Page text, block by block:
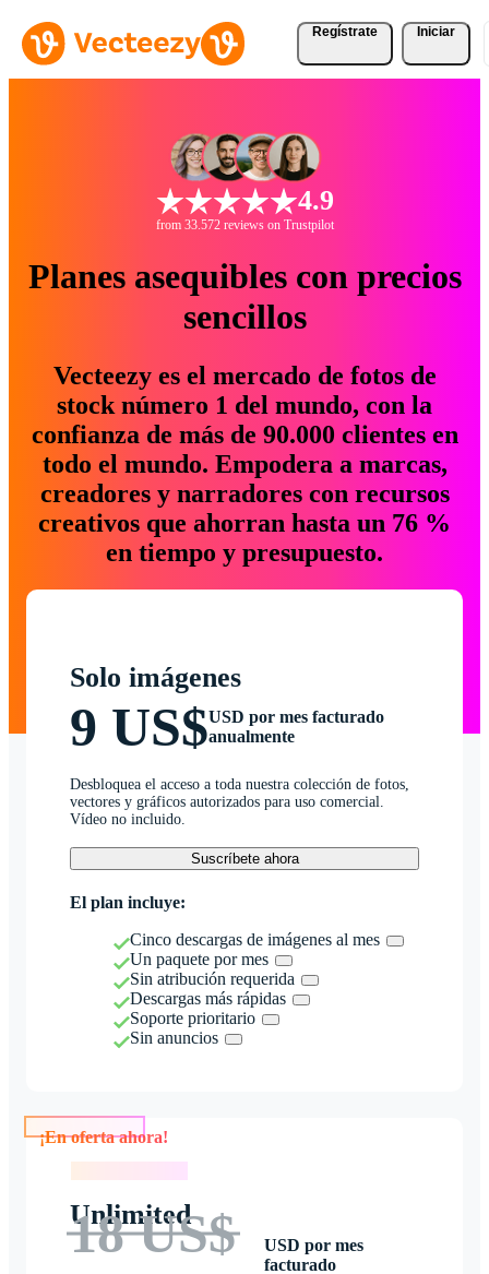
Regístrate Iniciar
4.9
from 33.572 reviews on Trustpilot
Planes asequibles con precios
sencillos
Vecteezy es el mercado de fotos de
stock número 1 del mundo, con la
confianza de más de 90.000 clientes en
todo el mundo. Empodera a marcas,
creadores y narradores con recursos
creativos que ahorran hasta un 76 %
en tiempo y presupuesto.
Solo imágenes
9 US$USD por mes facturado
anualmente
Desbloquea el acceso a toda nuestra colección de fotos,
vectores y gráficos autorizados para uso comercial.
Vídeo no incluido.
Suscríbete ahora
El plan incluye:
Cinco descargas de imágenes al mes
Un paquete por mes
Sin atribución requerida
Descargas más rápidas
Soporte prioritario
Sin anuncios
Unlimited
18 US$
USD por mes
facturado